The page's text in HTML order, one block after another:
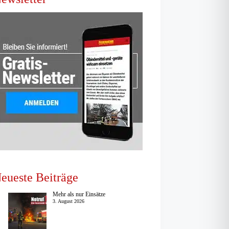
Beiträge
Mehr als nur Einsätze
3. August 2026